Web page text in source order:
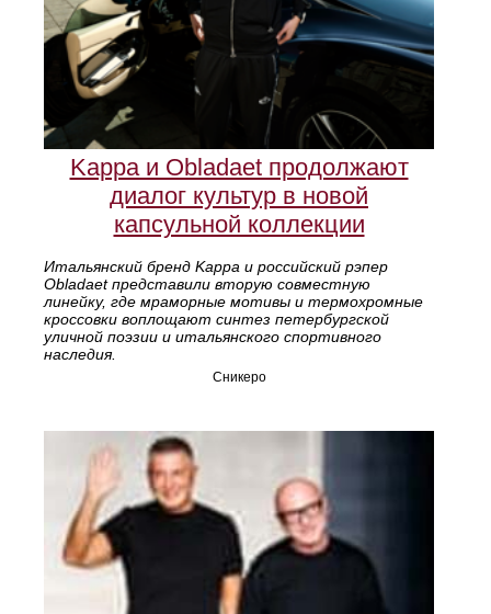
Kappa и Obladaet продолжают
диалог культур в новой
капсульной коллекции
Итальянский бренд Kappa и российский рэпер
Obladaet представили вторую совместную
линейку, где мраморные мотивы и термохромные
кроссовки воплощают синтез петербургской
уличной поэзии и итальянского спортивного
наследия.
Сникеро